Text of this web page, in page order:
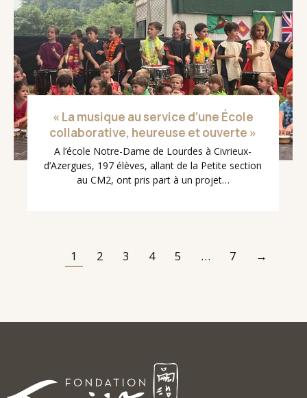
« La musique au service d’une École
collaborative, heureuse et ouverte »
A l’école Notre-Dame de Lourdes à Civrieux-
d’Azergues, 197 élèves, allant de la Petite section
au CM2, ont pris part à un projet…
1 2 3 4 5 … 7 →